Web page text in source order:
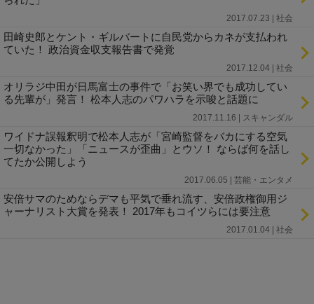
2017.07.23 | 社会
田崎史郎とケント・ギルバートに自民党からカネが支払われ
ていた！ 政治資金収支報告書で発覚
2017.12.04 | 社会
オリラジ中田が日馬富士の事件で「お笑い界でも成功してい
る先輩が」発言！ 松本人志のパワハラを示唆と話題に
2017.11.16 | スキャンダル
ワイドナ誤報釈明で松本人志が「宮崎監督をバカにする空気
一切なかった」「ニュースが歪曲」とウソ！ ならば何を話し
てたか公開しよう
2017.06.05 | 芸能・エンタメ
安倍サマのためならデマも平気で垂れ流す、安倍政権御用ジ
ャーナリスト大賞を発表！ 2017年もコイツらには要注意
2017.01.04 | 社会